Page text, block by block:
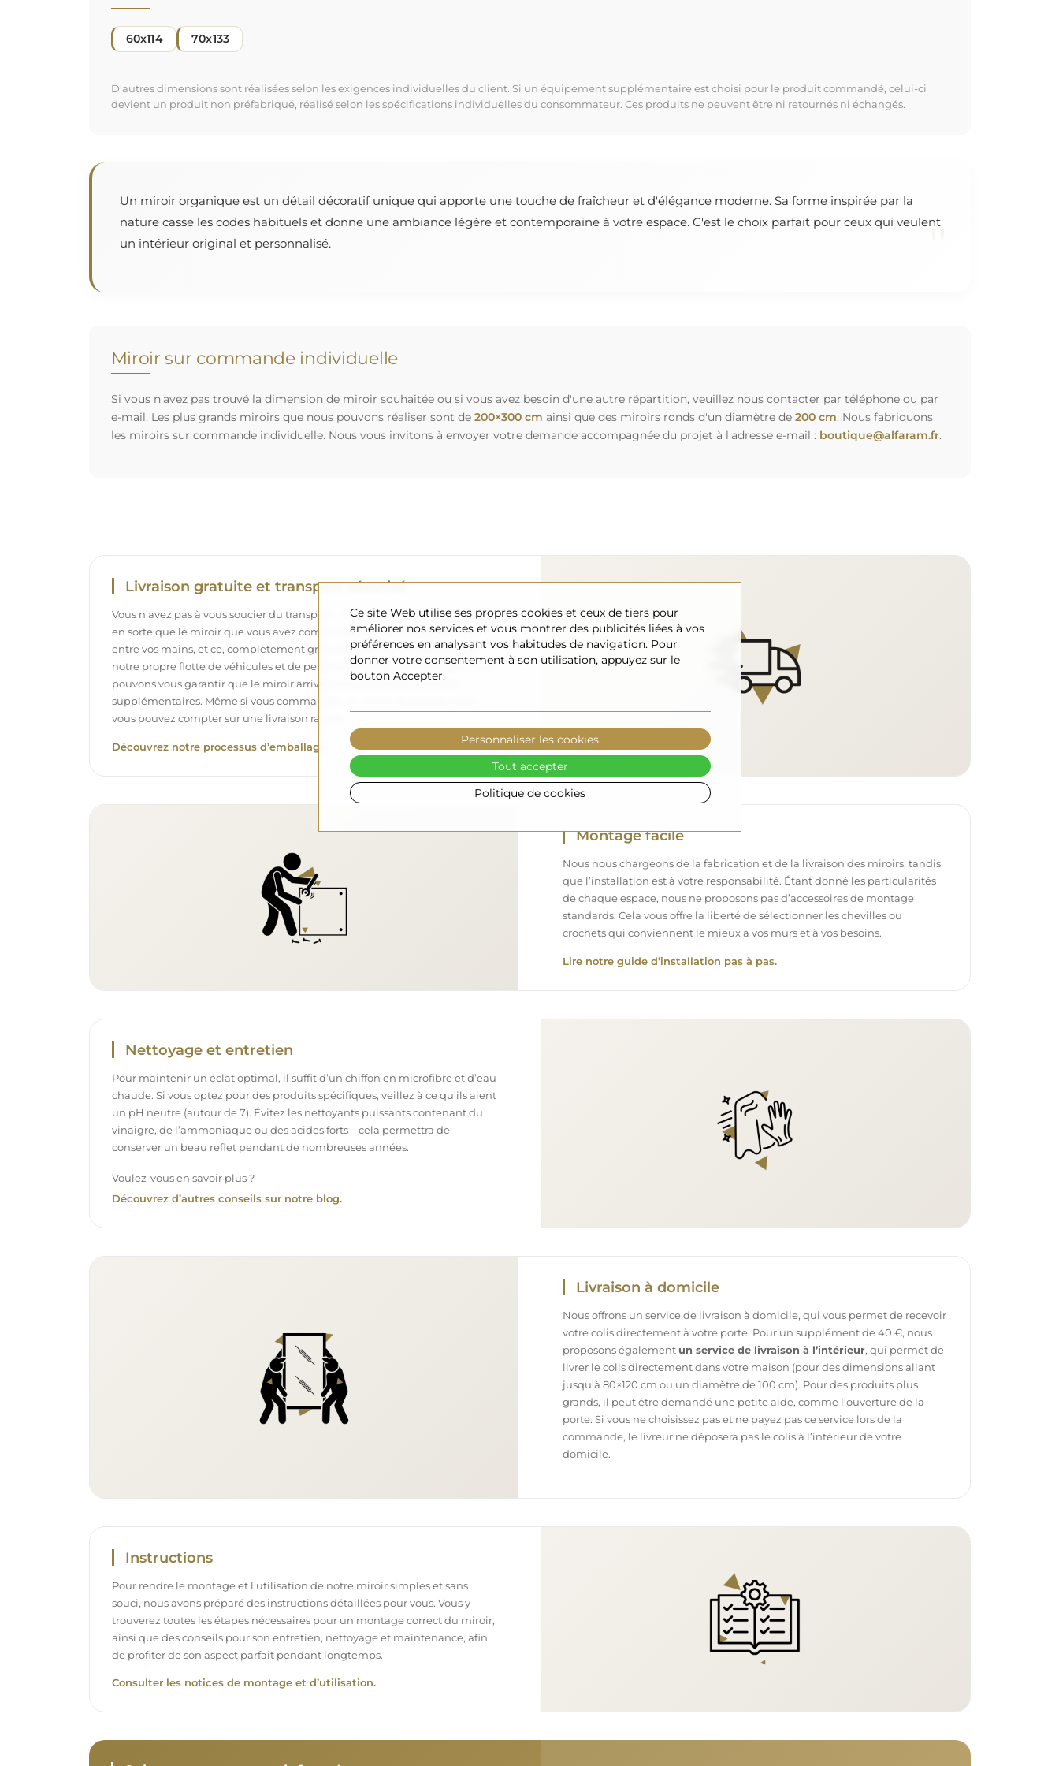
60x114 70x133
D'autres dimensions sont réalisées selon les exigences individuelles du client. Si un équipement supplémentaire est choisi pour le produit commandé, celui-ci
devient un produit non préfabriqué, réalisé selon les spécifications individuelles du consommateur. Ces produits ne peuvent être ni retournés ni échangés.
Un miroir organique est un détail décoratif unique qui apporte une touche de fraîcheur et d'élégance moderne. Sa forme inspirée par la
nature casse les codes habituels et donne une ambiance légère et contemporaine à votre espace. C'est le choix parfait pour ceux qui veulent
un intérieur original et personnalisé.
Miroir sur commande individuelle
Si vous n'avez pas trouvé la dimension de miroir souhaitée ou si vous avez besoin d'une autre répartition, veuillez nous contacter par téléphone ou par
e-mail. Les plus grands miroirs que nous pouvons réaliser sont de 200×300 cm ainsi que des miroirs ronds d'un diamètre de 200 cm. Nous fabriquons
les miroirs sur commande individuelle. Nous vous invitons à envoyer votre demande accompagnée du projet à l'adresse e-mail : boutique@alfaram.fr.
Livraison gratuite et transport sécurisé
Vous n’avez pas à vous soucier du transport – nous nous occupons de faire
en sorte que le miroir que vous avez commandé arrive en toute sécurité
entre vos mains, et ce, complètement gratuitement. Nous disposons de
notre propre flotte de véhicules et de personnel formé, c’est pourquoi nous
pouvons vous garantir que le miroir arrivera en parfait état, sans frais
supplémentaires. Même si vous commandez un miroir de grande taille,
vous pouvez compter sur une livraison rapide.
Découvrez notre processus d’emballage.
Montage facile
Nous nous chargeons de la fabrication et de la livraison des miroirs, tandis
que l’installation est à votre responsabilité. Étant donné les particularités
de chaque espace, nous ne proposons pas d’accessoires de montage
standards. Cela vous offre la liberté de sélectionner les chevilles ou
crochets qui conviennent le mieux à vos murs et à vos besoins.
Lire notre guide d’installation pas à pas.
Nettoyage et entretien
Pour maintenir un éclat optimal, il suffit d’un chiffon en microfibre et d’eau
chaude. Si vous optez pour des produits spécifiques, veillez à ce qu’ils aient
un pH neutre (autour de 7). Évitez les nettoyants puissants contenant du
vinaigre, de l’ammoniaque ou des acides forts – cela permettra de
conserver un beau reflet pendant de nombreuses années.
Voulez-vous en savoir plus ?
Découvrez d’autres conseils sur notre blog.
Livraison à domicile
Nous offrons un service de livraison à domicile, qui vous permet de recevoir
votre colis directement à votre porte. Pour un supplément de 40 €, nous
proposons également un service de livraison à l’intérieur, qui permet de
livrer le colis directement dans votre maison (pour des dimensions allant
jusqu’à 80×120 cm ou un diamètre de 100 cm). Pour des produits plus
grands, il peut être demandé une petite aide, comme l’ouverture de la
porte. Si vous ne choisissez pas et ne payez pas ce service lors de la
commande, le livreur ne déposera pas le colis à l’intérieur de votre
domicile.
Instructions
Pour rendre le montage et l’utilisation de notre miroir simples et sans
souci, nous avons préparé des instructions détaillées pour vous. Vous y
trouverez toutes les étapes nécessaires pour un montage correct du miroir,
ainsi que des conseils pour son entretien, nettoyage et maintenance, afin
de profiter de son aspect parfait pendant longtemps.
Consulter les notices de montage et d’utilisation.
Ce site Web utilise ses propres cookies et ceux de tiers pour
améliorer nos services et vous montrer des publicités liées à vos
préférences en analysant vos habitudes de navigation. Pour
donner votre consentement à son utilisation, appuyez sur le
bouton Accepter.
Politique de cookies
Personnaliser les cookies
Tout accepter